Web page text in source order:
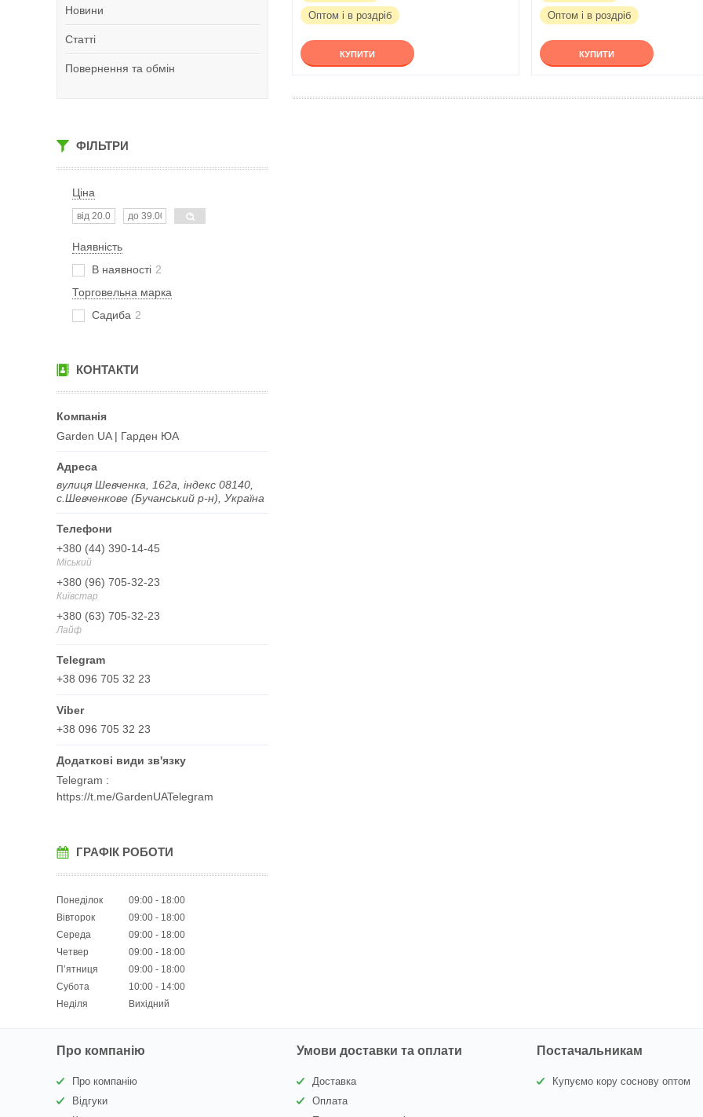
Новини
Статті
Повернення та обмін
ФІЛЬТРИ
Ціна
Наявність
В наявності 2
Торговельна марка
Садиба 2
КОНТАКТИ
Garden UA | Гарден ЮА
вулиця Шевченка, 162а, індекс 08140,
с.Шевченкове (Бучанський р-н), Україна
+380 (44) 390-14-45
Міський
+380 (96) 705-32-23
Київстар
+380 (63) 705-32-23
Лайф
+38 096 705 32 23
+38 096 705 32 23
Telegram
https://t.me/GardenUATelegram
ГРАФІК РОБОТИ
Понеділок 09:00
18:00
Вівторок
09:00
18:00
Середа
09:00
18:00
Четвер
09:00
18:00
Пʼятниця
09:00
18:00
Субота
10:00
14:00
Неділя
Вихідний
Оптом і в роздріб
КУПИТИ
Оптом і в роздріб
КУПИТИ
Про компанію
Про компанію
Відгуки
Умови доставки та оплати
Доставка
Оплата
Постачальникам
Купуємо кору соснову оптом